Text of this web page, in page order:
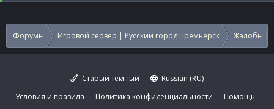
Форумы Игровой сервер | Русский город Премьерск Жалобы |
Старый тёмный
Russian (RU)
Условия и правила
Политика конфиденциальности Помощь